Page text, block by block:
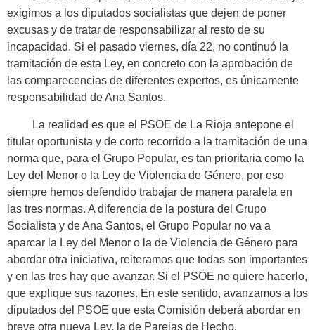
exigimos a los diputados socialistas que dejen de poner
excusas y de tratar de responsabilizar al resto de su
incapacidad. Si el pasado viernes, día 22, no continuó la
tramitación de esta Ley, en concreto con la aprobación de
las comparecencias de diferentes expertos, es únicamente
responsabilidad de Ana Santos.
La realidad es que el PSOE de La Rioja antepone el
titular oportunista y de corto recorrido a la tramitación de una
norma que, para el Grupo Popular, es tan prioritaria como la
Ley del Menor o la Ley de Violencia de Género, por eso
siempre hemos defendido trabajar de manera paralela en
las tres normas. A diferencia de la postura del Grupo
Socialista y de Ana Santos, el Grupo Popular no va a
aparcar la Ley del Menor o la de Violencia de Género para
abordar otra iniciativa, reiteramos que todas son importantes
y en las tres hay que avanzar. Si el PSOE no quiere hacerlo,
que explique sus razones. En este sentido, avanzamos a los
diputados del PSOE que esta Comisión deberá abordar en
breve otra nueva Ley, la de Parejas de Hecho.